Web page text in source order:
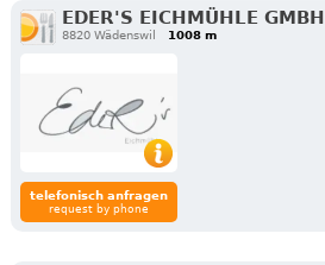
EDER'S EICHMÜHLE GMBH
8820 Wädenswil 1008 m
telefonisch anfragen
request by phone